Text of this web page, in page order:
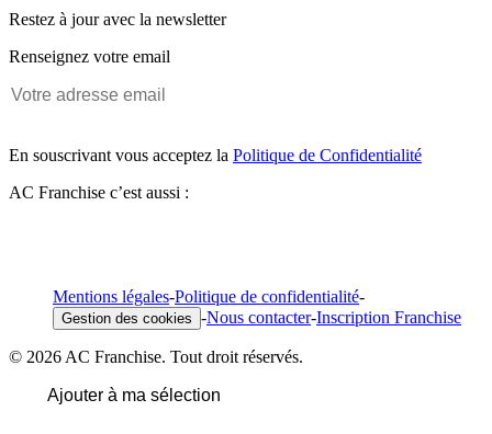
Restez à jour avec la newsletter
Renseignez votre email
En souscrivant vous acceptez la Politique de Confidentialité
AC Franchise c’est aussi :
Mentions légales-Politique de confidentialité-
Gestion des cookies -Nous contacter-Inscription Franchise
© 2026 AC Franchise. Tout droit réservés.
Ajouter à ma sélection